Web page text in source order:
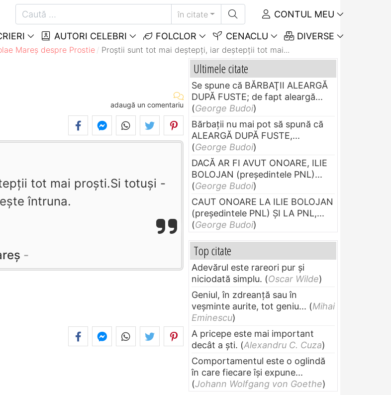
în citate CONTUL MEU
AUTORI CELEBRI FOLCLOR CENACLU DIVERSE
Mareș despre Prostie Proştii sunt tot mai deştepţi, iar deştepţii tot mai...
adaugă un comentariu
tot mai proşti.Si totuşi -
întruna.
Ultimele citate
Se spune că BĂRBAŢII ALEARGĂ
DUPĂ FUSTE; de fapt aleargă...
(George Budoi)
Bărbaţii nu mai pot să spună că
ALEARGĂ DUPĂ FUSTE,...
(George Budoi)
DACĂ AR FI AVUT ONOARE, ILIE
BOLOJAN (preşedintele PNL)...
(George Budoi)
CAUT ONOARE LA ILIE BOLOJAN
(preşedintele PNL) ŞI LA PNL,...
(George Budoi)
Top citate
Adevărul este rareori pur și
niciodată simplu. (Oscar Wilde)
Geniul, în zdreanţă sau în
veşminte aurite, tot geniu... (Mihai
Eminescu)
A pricepe este mai important
decât a ști. (Alexandru C. Cuza)
Comportamentul este o oglindă
în care fiecare își expune...
(Johann Wolfgang von Goethe)